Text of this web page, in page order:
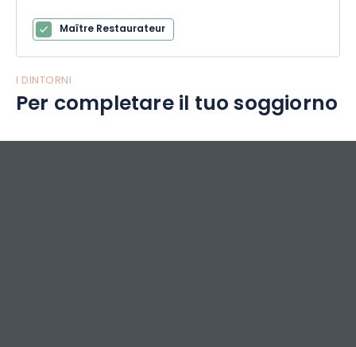
Maître Restaurateur
I DINTORNI
Per completare il tuo soggiorno